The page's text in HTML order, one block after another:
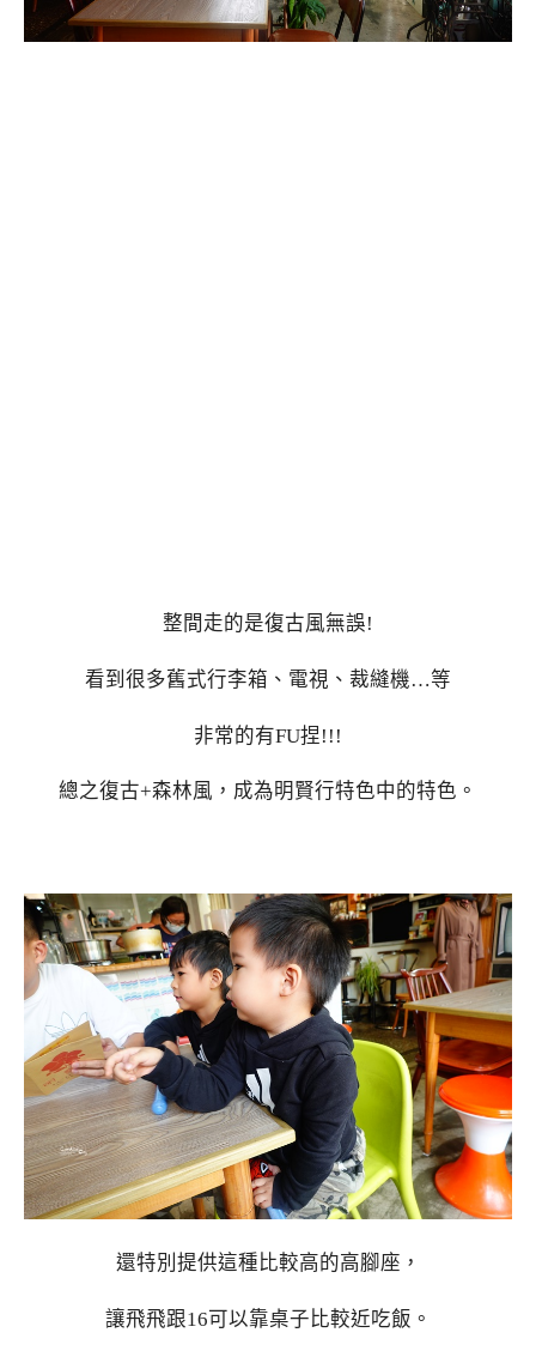
整間走的是復古風無誤!
看到很多舊式行李箱、電視、裁縫機…等
非常的有FU捏!!!
總之復古+森林風，成為明賢行特色中的特色。
還特別提供這種比較高的高腳座，
讓飛飛跟16可以靠桌子比較近吃飯。